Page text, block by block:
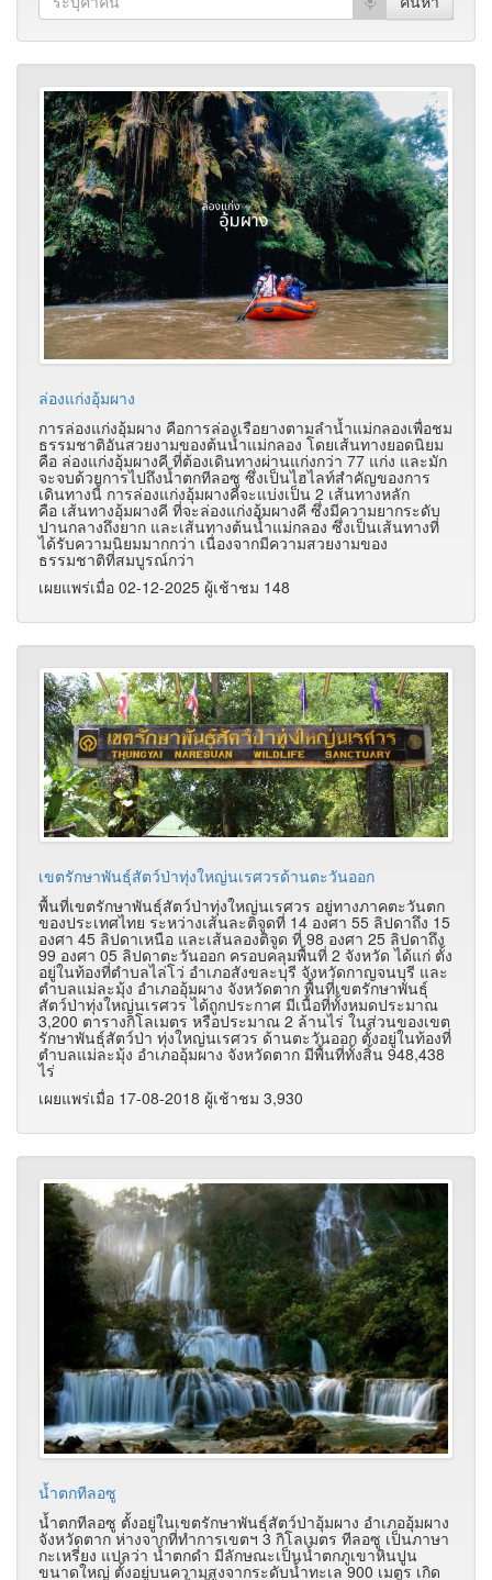
ล่องแก่งอุ้มผาง
การล่องแก่งอุ้มผาง คือการล่องเรือยางตามลำน้ำแม่กลองเพื่อชม
ธรรมชาติอันสวยงามของต้นน้ำแม่กลอง โดยเส้นทางยอดนิยม
คือ ล่องแก่งอุ้มผางคี ที่ต้องเดินทางผ่านแก่งกว่า 77 แก่ง และมัก
จะจบด้วยการไปถึงน้ำตกทีลอซู ซึ่งเป็นไฮไลท์สำคัญของการ
เดินทางนี้ การล่องแก่งอุ้มผางคีจะแบ่งเป็น 2 เส้นทางหลัก
คือ เส้นทางอุ้มผางคี ที่จะล่องแก่งอุ้มผางคี ซึ่งมีความยากระดับ
ปานกลางถึงยาก และเส้นทางต้นน้ำแม่กลอง ซึ่งเป็นเส้นทางที่
ได้รับความนิยมมากกว่า เนื่องจากมีความสวยงามของ
ธรรมชาติที่สมบูรณ์กว่า
เผยแพร่เมื่อ 02-12-2025 ผู้เช้าชม 148
เขตรักษาพันธุ์สัตว์ป่าทุ่งใหญ่นเรศวรด้านตะวันออก
พื้นที่เขตรักษาพันธุ์สัตว์ป่าทุ่งใหญ่นเรศวร อยู่ทางภาคตะวันตก
ของประเทศไทย ระหว่างเส้นละติจูดที่ 14 องศา 55 ลิปดาถึง 15
องศา 45 ลิปดาเหนือ และเส้นลองติจูด ที่ 98 องศา 25 ลิปดาถึง
99 องศา 05 ลิปดาตะวันออก ครอบคลุมพื้นที่ 2 จังหวัด ได้แก่ ตั้ง
อยู่ในท้องที่ตำบลไล่โว่ อำเภอสังขละบุรี จังหวัดกาญจนบุรี และ
ตำบลแม่ละมุ้ง อำเภออุ้มผาง จังหวัดตาก พื้นที่เขตรักษาพันธุ์
สัตว์ป่าทุ่งใหญ่นเรศวร ได้ถูกประกาศ มีเนื้อที่ทั้งหมดประมาณ
3,200 ตารางกิโลเมตร หรือประมาณ 2 ล้านไร่ ในส่วนของเขต
รักษาพันธุ์สัตว์ป่า ทุ่งใหญ่นเรศวร ด้านตะวันออก ตั้งอยู่ในท้องที่
ตำบลแม่ละมุ้ง อำเภออุ้มผาง จังหวัดตาก มีพื้นที่ทั้งสิ้น 948,438
ไร่
เผยแพร่เมื่อ 17-08-2018 ผู้เช้าชม 3,930
น้ำตกทีลอซู
น้ำตกทีลอซู ตั้งอยู่ในเขตรักษาพันธุ์สัตว์ป่าอุ้มผาง อำเภออุ้มผาง
จังหวัดตาก ห่างจากที่ทำการเขตฯ 3 กิโลเมตร ทีลอซู เป็นภาษา
กะเหรี่ยง แปลว่า น้ำตกดำ มีลักษณะเป็นน้ำตกภูเขาหินปูน
ขนาดใหญ่ ตั้งอยู่บนความสูงจากระดับน้ำทะเล 900 เมตร เกิด